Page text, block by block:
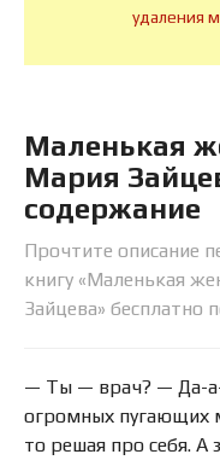
удаления
Маленькая
Мария
содержание
Прочтите описание
книгу «Маленькая
Зайцева» бесплатно
— Ты — врач? — Да-а-
огромных пугающих
то решая про себя. А